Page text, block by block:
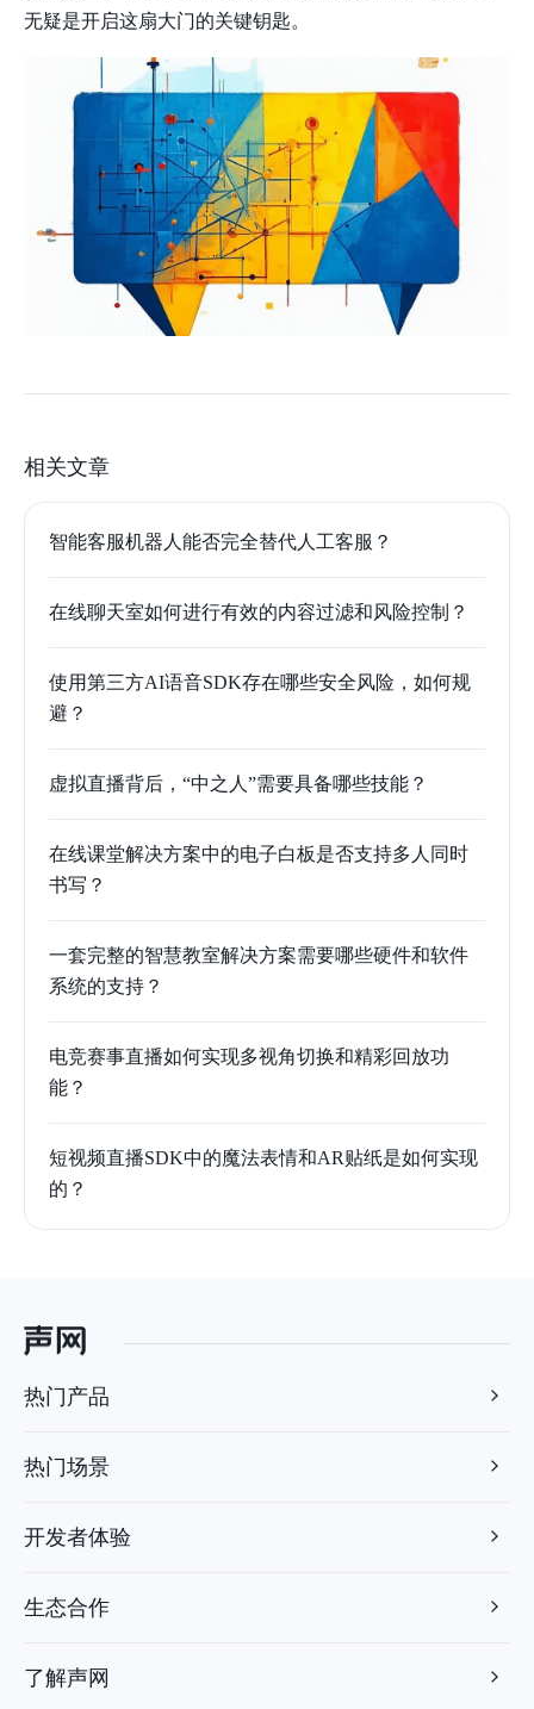
无疑是开启这扇大门的关键钥匙。
相关文章
智能客服机器人能否完全替代人工客服？
在线聊天室如何进行有效的内容过滤和风险控制？
使用第三方AI语音SDK存在哪些安全风险，如何规
避？
虚拟直播背后，“中之人”需要具备哪些技能？
在线课堂解决方案中的电子白板是否支持多人同时
书写？
一套完整的智慧教室解决方案需要哪些硬件和软件
系统的支持？
电竞赛事直播如何实现多视角切换和精彩回放功
能？
短视频直播SDK中的魔法表情和AR贴纸是如何实现
的？
热门产品
热门场景
开发者体验
生态合作
了解声网